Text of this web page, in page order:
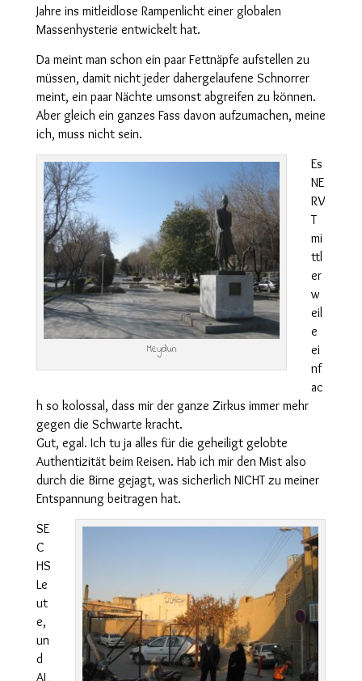
Jahre ins mitleidlose Rampenlicht einer globalen
Massenhysterie entwickelt hat.
Da meint man schon ein paar Fettnäpfe aufstellen zu
müssen, damit nicht jeder dahergelaufene Schnorrer
meint, ein paar Nächte umsonst abgreifen zu können.
Aber gleich ein ganzes Fass davon aufzumachen, meine
ich, muss nicht sein.
Meydun
Es
NE
RV
T
mi
ttl
er
w
eil
e
ei
nf
ac
h so kolossal, dass mir der ganze Zirkus immer mehr
gegen die Schwarte kracht.
Gut, egal. Ich tu ja alles für die geheiligt gelobte
Authentizität beim Reisen. Hab ich mir den Mist also
durch die Birne gejagt, was sicherlich NICHT zu meiner
Entspannung beitragen hat.
SE
C
HS
Le
ut
e,
un
d
AL